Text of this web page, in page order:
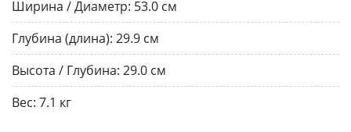
Ширина / Диаметр: 53.0 см
Глубина (длина): 29.9 см
Высота / Глубина: 29.0 см
Вес: 7.1 кг